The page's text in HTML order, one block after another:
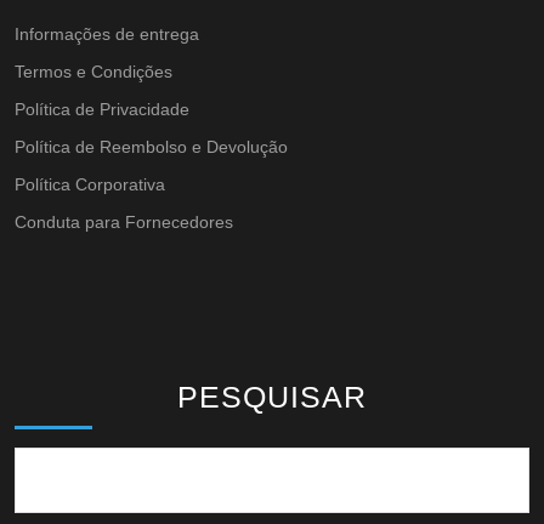
Informações de entrega
Termos e Condições
Política de Privacidade
Política de Reembolso e Devolução
Política Corporativa
Conduta para Fornecedores
PESQUISAR